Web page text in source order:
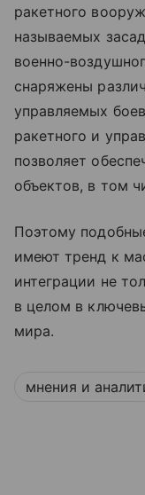
ракетного
называемых
военно-
снаряжены
управляемых
ракетного и
позволяет
объектов, в том
Поэтому
имеют тренд к
интеграции не
в целом в
мира.
мнения и